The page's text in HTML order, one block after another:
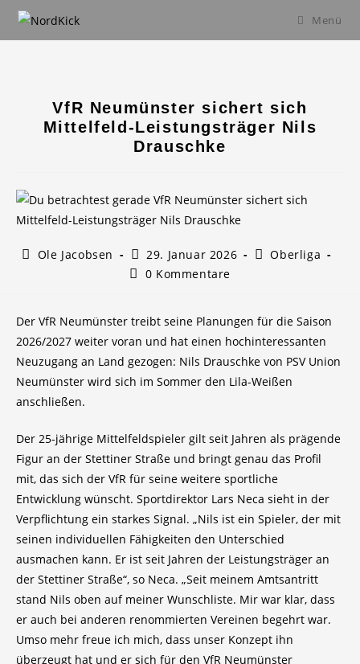
Zum
Menü
VfR Neumünster sichert sich
Mittelfeld-Leistungsträger Nils
Drauschke
Beitrags-
Ole Jacobsen
Beitrag
veröffentlicht:
29. Januar 2026
Beitrags-
Oberliga
Beitrags-
0 Kommentare
Der VfR Neumünster treibt seine Planungen für die Saison
2026/2027 weiter voran und hat einen hochinteressanten
Neuzugang an Land gezogen: Nils Drauschke von PSV Union
Neumünster wird sich im Sommer den Lila-Weißen
anschließen.
Der 25-jährige Mittelfeldspieler gilt seit Jahren als prägende
Figur an der Stettiner Straße und bringt genau das Profil
mit, das sich der VfR für seine weitere sportliche
Entwicklung wünscht. Sportdirektor Lars Neca sieht in der
Verpflichtung ein starkes Signal. „Nils ist ein Spieler, der mit
seinen individuellen Fähigkeiten den Unterschied
ausmachen kann. Er ist seit Jahren der Leistungsträger an
der Stettiner Straße“, so Neca. „Seit meinem Amtsantritt
stand Nils oben auf meiner Wunschliste. Mir war klar, dass
er auch bei anderen renommierten Vereinen begehrt war.
Umso mehr freue ich mich, dass unser Konzept ihn
überzeugt hat und er sich für den VfR Neumünster